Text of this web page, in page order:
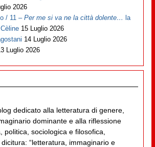
2026
/ 11 –Per me si va ne la città dolente… la
15 Luglio 2026
14 Luglio 2026
Luglio 2026
dedicato alla letteratura di genere,
dominante e alla riflessione
politica, sociologica e filosofica,
“letteratura, immaginario e